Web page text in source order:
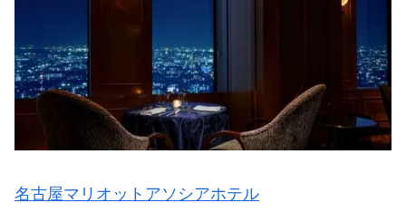
名古屋マリオットアソシアホテル